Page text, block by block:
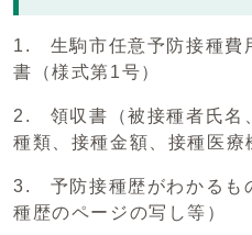
1. 生駒市任意予防接種費
書（様式第1号）
2. 領収書（被接種者氏名
種類、接種金額、接種医療
3. 予防接種歴がわかるも
種歴のページの写し等）